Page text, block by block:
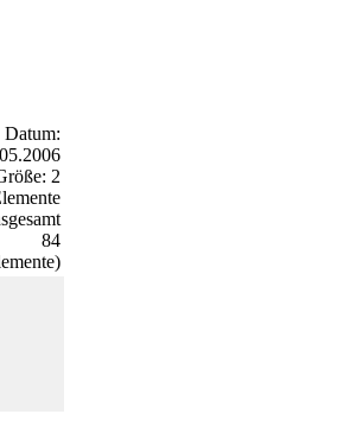
Datum:
2
84